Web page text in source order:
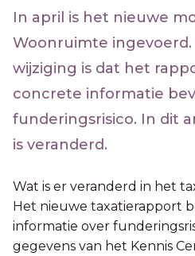
In april is het nieuwe
Woonruimte
wijziging is dat het
concrete informatie
funderingsrisico. In dit
is veranderd.
Wat is er veranderd in het
Het nieuwe taxatierapport
informatie over
gegevens van het Kennis